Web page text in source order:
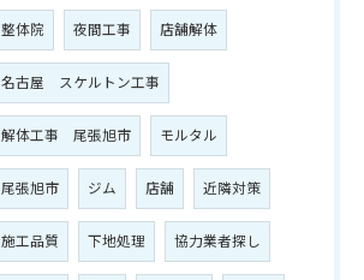
整体院 夜間工事 店舗解体
名古屋 スケルトン工事
解体工事 尾張旭市 モルタル
尾張旭市 ジム 店舗 近隣対策
施工品質 下地処理 協力業者探し